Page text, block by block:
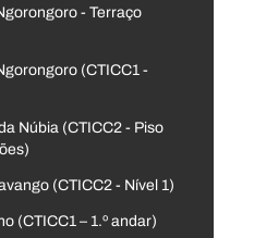
- Terraço
(CTICC1 -
Núbia (CTICC2 - Piso
(CTICC2 - Nível 1)
(CTICC1 – 1.º andar)